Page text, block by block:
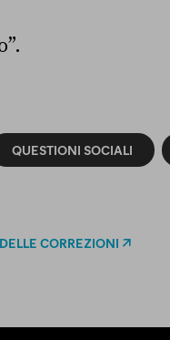
QUESTIONI SOCIALI
CORREZIONI